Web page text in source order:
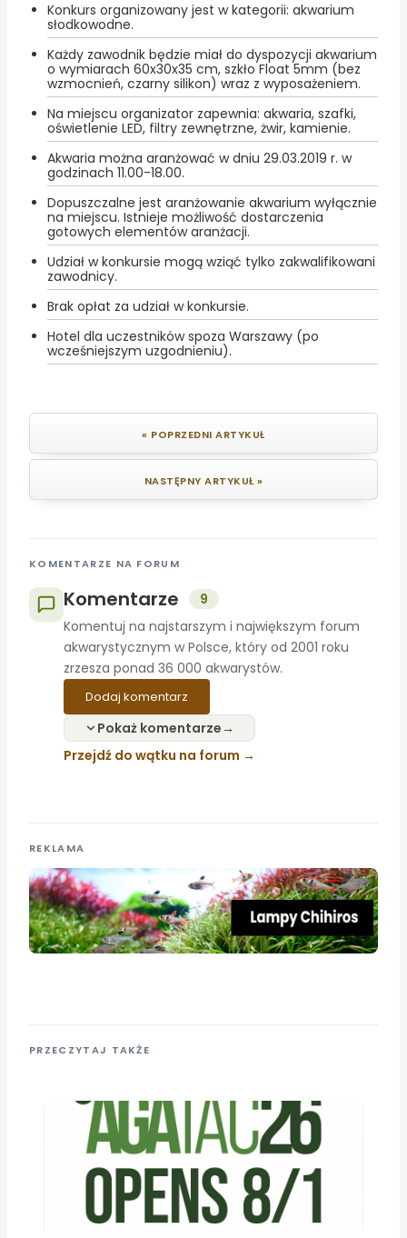
Konkurs organizowany jest w kategorii: akwarium
słodkowodne.
Każdy zawodnik będzie miał do dyspozycji akwarium
o wymiarach 60x30x35 cm, szkło Float 5mm (bez
wzmocnień, czarny silikon) wraz z wyposażeniem.
Na miejscu organizator zapewnia: akwaria, szafki,
oświetlenie LED, filtry zewnętrzne, żwir, kamienie.
Akwaria można aranżować w dniu 29.03.2019 r. w
godzinach 11.00-18.00.
Dopuszczalne jest aranżowanie akwarium wyłącznie
na miejscu. Istnieje możliwość dostarczenia
gotowych elementów aranżacji.
Udział w konkursie mogą wziąć tylko zakwalifikowani
zawodnicy.
Brak opłat za udział w konkursie.
Hotel dla uczestników spoza Warszawy (po
wcześniejszym uzgodnieniu).
« POPRZEDNI ARTYKUŁ
NASTĘPNY ARTYKUŁ »
KOMENTARZE NA FORUM
Komentarze
9
Komentuj na najstarszym i największym forum
akwarystycznym w Polsce, który od 2001 roku
zrzesza ponad 36 000 akwarystów.
Dodaj komentarz
Pokaż komentarze
Przejdź do wątku na forum
REKLAMA
PRZECZYTAJ TAKŻE